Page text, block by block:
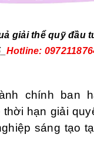
giải thể quỹ đầu
Hotline:
chính ban
hạn giải
sáng tạo